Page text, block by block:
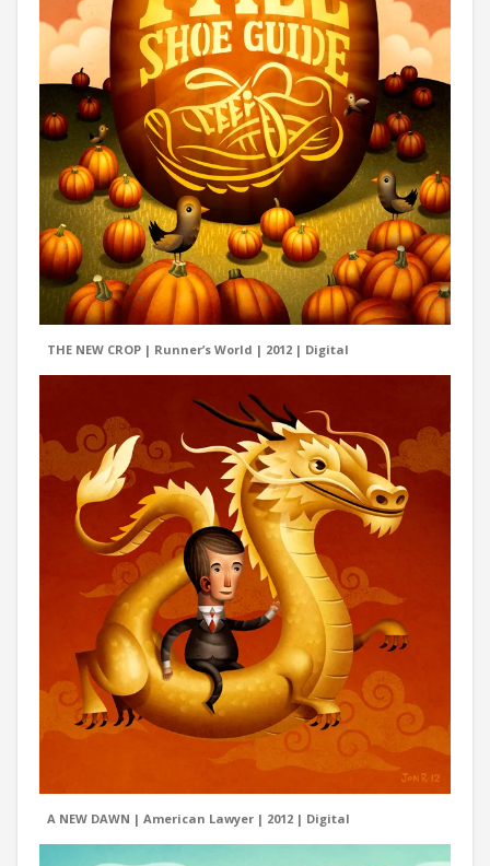
THE NEW CROP | Runner’s World | 2012 | Digital
A NEW DAWN | American Lawyer | 2012 | Digital